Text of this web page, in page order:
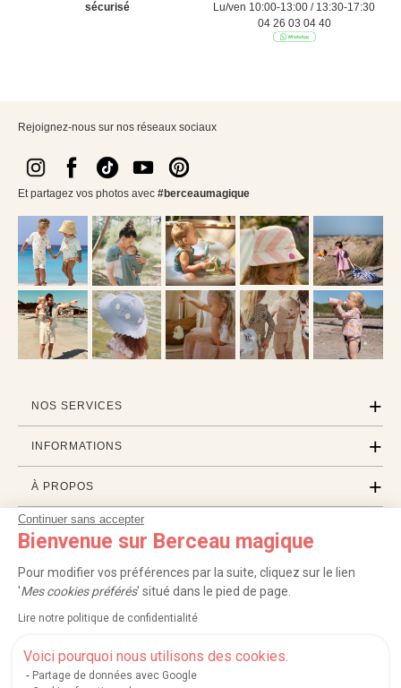
Continuer sans accepter
Bienvenue sur Berceau magique
Pour modifier vos préférences par la suite, cliquez sur le lien
'Mes cookies préférés' situé dans le pied de page.
Lire notre politique de confidentialité
Voici pourquoi nous utilisons des cookies.
Partage de données avec Google
sécurisé
Lu/ven 10:00-13:00 / 13:30-17:30
04 26 03 04 40
Rejoignez-nous sur nos réseaux sociaux
Et partagez vos photos avec #berceaumagique
NOS SERVICES
INFORMATIONS
À PROPOS
PROFESSIONNELS
LISTES CADEAUX
Service après-vente| FAQ |Rappels de produits|Protection des données
Mentions légales et crédits Conditions générales de ventes